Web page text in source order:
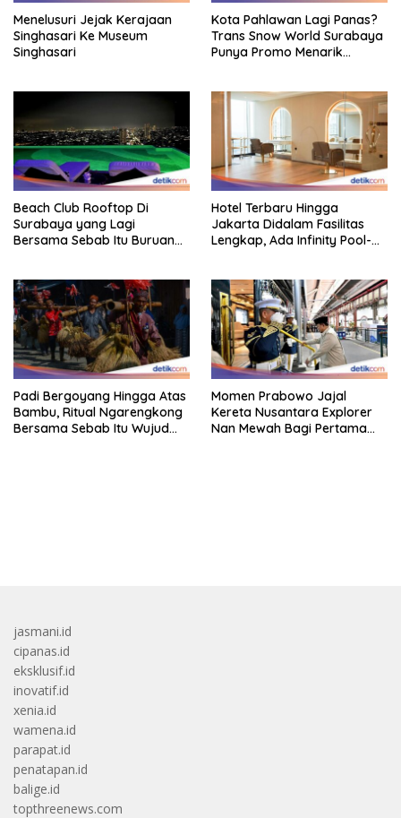
Menelusuri Jejak Kerajaan
Singhasari Ke Museum
Singhasari
Kota Pahlawan Lagi Panas?
Trans Snow World Surabaya
Punya Promo Menarik
Beach Club Rooftop Di
Surabaya yang Lagi
Bersama Sebab Itu Buruan
Hotel Terbaru Hingga
Jakarta Didalam Fasilitas
Lengkap, Ada Infinity Pool-
Padi Bergoyang Hingga Atas
Bambu, Ritual Ngarengkong
Bersama Sebab Itu Wujud
Momen Prabowo Jajal
Kereta Nusantara Explorer
Nan Mewah Bagi Pertama
jasmani.id
cipanas.id
eksklusif.id
inovatif.id
xenia.id
wamena.id
parapat.id
penatapan.id
balige.id
topthreenews.com